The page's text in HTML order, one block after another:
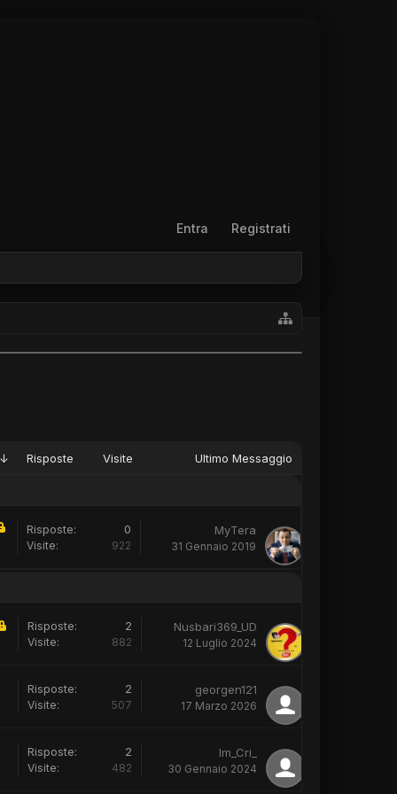
Entra Registrati
Risposte Visite Ultimo Messaggio
Risposte: 0
Visite: 922
MyTera
31 Gennaio 2019
Risposte: 2
Visite: 882
Nusbari369_UD
12 Luglio 2024
Risposte: 2
Visite: 507
georgen121
17 Marzo 2026
Risposte: 2
Visite: 482
Im_Cri_
30 Gennaio 2024